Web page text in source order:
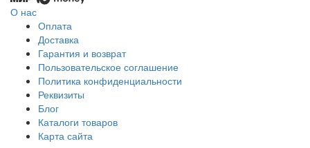
О нас
Оплата
Доставка
Гарантия и возврат
Пользовательское соглашение
Политика конфиденциальности
Реквизиты
Блог
Каталоги товаров
Карта сайта